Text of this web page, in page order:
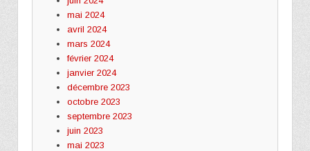
mai 2024
avril 2024
mars 2024
février 2024
janvier 2024
décembre 2023
octobre 2023
septembre 2023
juin 2023
mai 2023